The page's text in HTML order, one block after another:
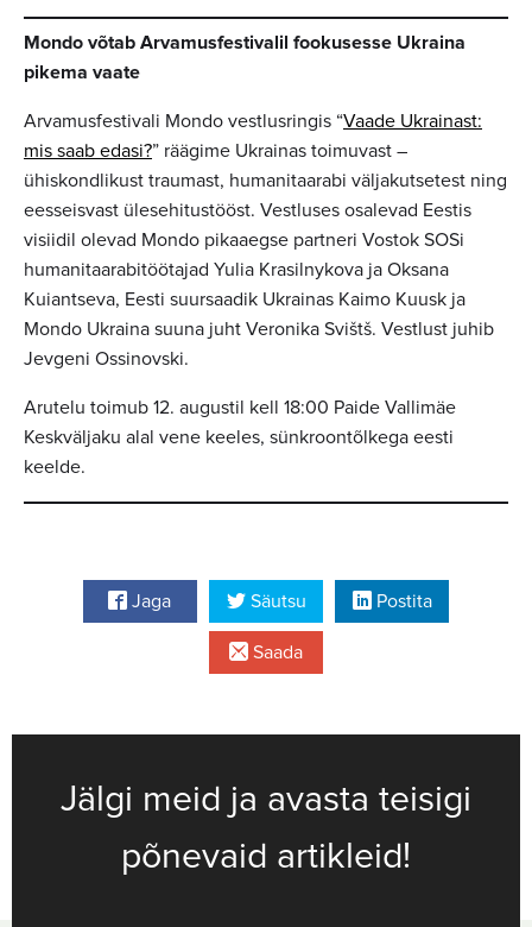
Mondo võtab Arvamusfestivalil fookusesse Ukraina
pikema vaate
Arvamusfestivali Mondo vestlusringis “Vaade Ukrainast:
mis saab edasi?” räägime Ukrainas toimuvast –
ühiskondlikust traumast, humanitaarabi väljakutsetest ning
eesseisvast ülesehitustööst. Vestluses osalevad Eestis
visiidil olevad Mondo pikaaegse partneri Vostok SOSi
humanitaarabitöötajad Yulia Krasilnykova ja Oksana
Kuiantseva, Eesti suursaadik Ukrainas Kaimo Kuusk ja
Mondo Ukraina suuna juht Veronika Svištš. Vestlust juhib
Jevgeni Ossinovski.
Arutelu toimub 12. augustil kell 18:00 Paide Vallimäe
Keskväljaku alal vene keeles, sünkroontõlkega eesti
keelde.
Jaga Säutsu Postita
Saada
Jälgi meid ja avasta teisigi
põnevaid artikleid!